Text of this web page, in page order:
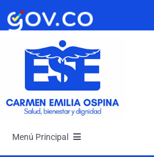
Saltar
Menú Principal